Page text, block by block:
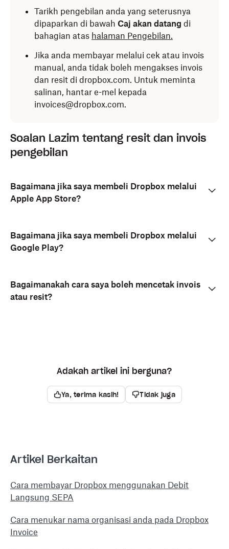
Tarikh pengebilan anda yang seterusnya
dipaparkan di bawah Caj akan datang di
bahagian atas halaman Pengebilan.
Jika anda membayar melalui cek atau invois
manual, anda tidak boleh mengakses invois
dan resit di dropbox.com. Untuk meminta
salinan, hantar e-mel kepada
invoices@dropbox.com.
Soalan Lazim tentang resit dan invois
pengebilan
Bagaimana jika saya membeli Dropbox melalui
Apple App Store?
Bagaimana jika saya membeli Dropbox melalui
Google Play?
Bagaimanakah cara saya boleh mencetak invois
atau resit?
Adakah artikel ini berguna?
Ya, terima kasih! Tidak juga
Artikel Berkaitan
Cara membayar Dropbox menggunakan Debit
Langsung SEPA
Cara menukar nama organisasi anda pada Dropbox
Invoice